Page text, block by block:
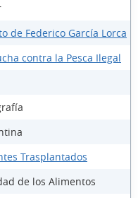
de Federico García Lorca
contra la Pesca Ilegal
Trasplantados
de los Alimentos